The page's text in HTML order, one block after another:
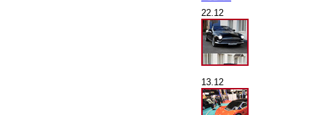
22.12
13.12